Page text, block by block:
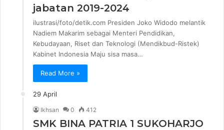
jabatan 2019-2024
ilustrasi/foto/detik.com Presiden Joko Widodo melantik
Nadiem Makarim sebagai Menteri Pendidikan,
Kebudayaan, Riset dan Teknologi (Mendikbud-Ristek)
Kabinet Indonesia Maju sisa masa…
Read More »
29 April
Ikhsan 0 412
SMK BINA PATRIA 1 SUKOHARJO